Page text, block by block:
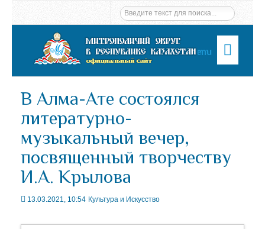
Menu
В Алма-Ате состоялся
литературно-
музыкальный вечер,
посвященный творчеству
И.А. Крылова
13.03.2021, 10:54 Культура и Искусство